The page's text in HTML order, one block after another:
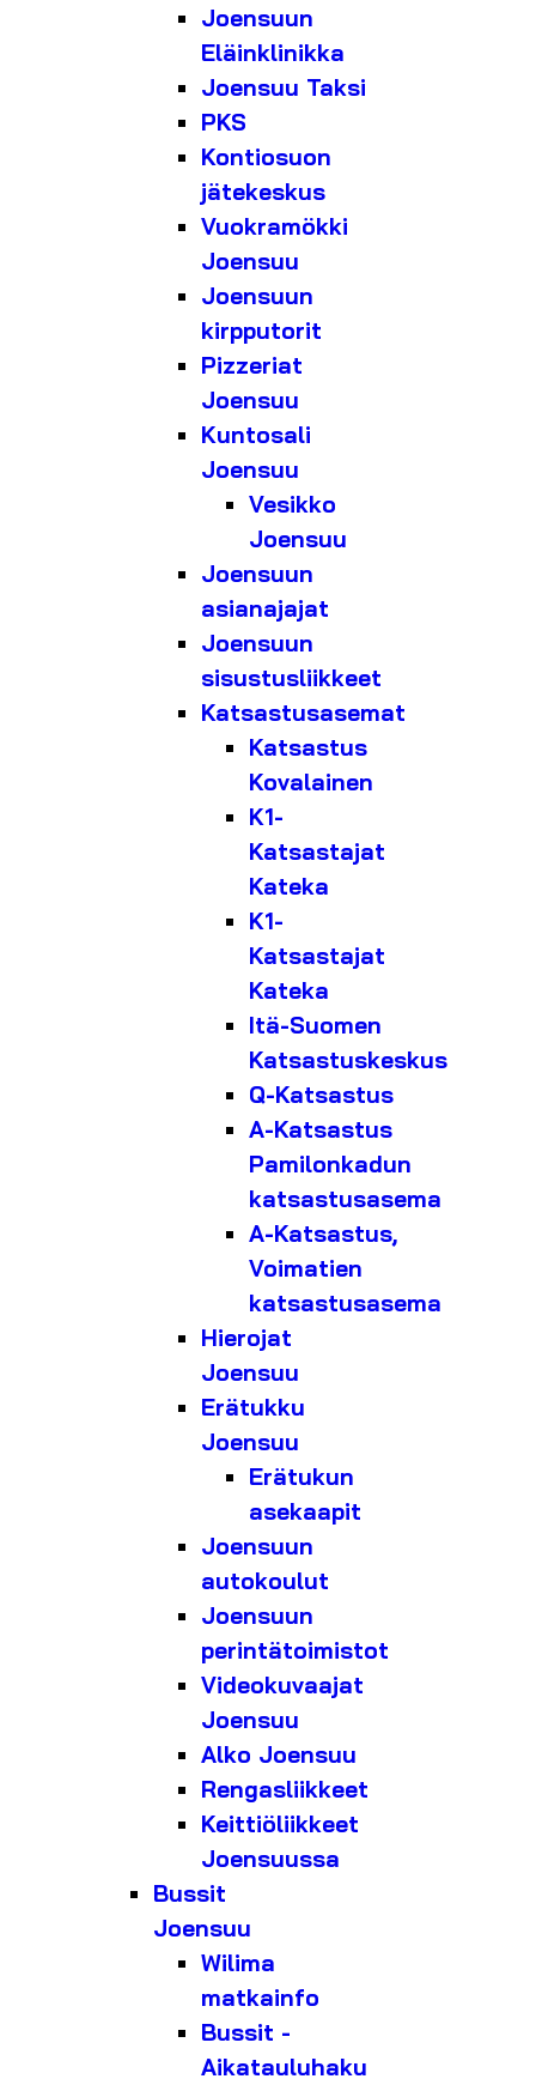
Joensuun
Eläinklinikka
Joensuu Taksi
PKS
Kontiosuon
jätekeskus
Vuokramökki
Joensuu
Joensuun
kirpputorit
Pizzeriat
Joensuu
Kuntosali
Joensuu
Vesikko
Joensuu
Joensuun
asianajajat
Joensuun
sisustusliikkeet
Katsastusasemat
Katsastus
Kovalainen
K1-
Katsastajat
Kateka
K1-
Katsastajat
Kateka
Itä-Suomen
Katsastuskeskus
Q-Katsastus
A-Katsastus
Pamilonkadun
katsastusasema
A-Katsastus,
Voimatien
katsastusasema
Hierojat
Joensuu
Erätukku
Joensuu
Erätukun
asekaapit
Joensuun
autokoulut
Joensuun
perintätoimistot
Videokuvaajat
Joensuu
Alko Joensuu
Rengasliikkeet
Keittiöliikkeet
Joensuussa
Bussit
Joensuu
Wilima
matkainfo
Bussit -
Aikatauluhaku